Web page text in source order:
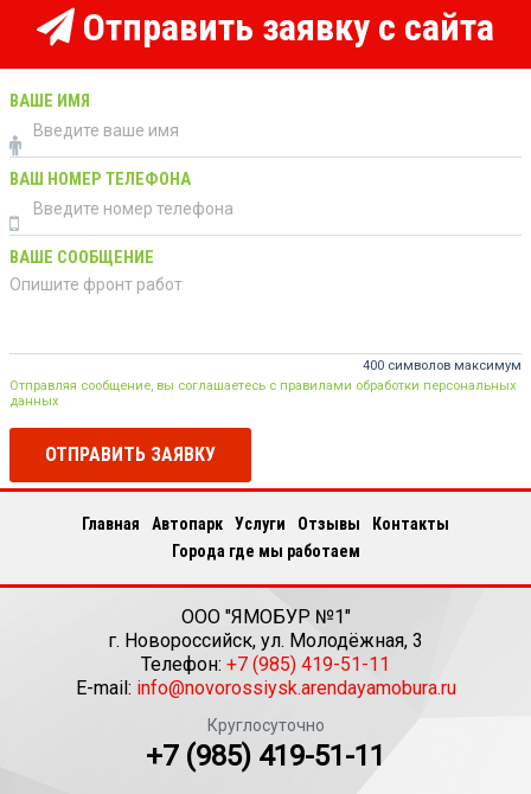
Отправить заявку с сайта
ВАШЕ ИМЯ
ВАШ НОМЕР ТЕЛЕФОНА
ВАШЕ СООБЩЕНИЕ
400 символов максимум
Отправляя сообщение, вы соглашаетесь с правилами обработки персональных
данных
ОТПРАВИТЬ ЗАЯВКУ
Главная Автопарк Услуги Отзывы
Контакты
Города где мы работаем
ООО "ЯМОБУР №1"
г. Новороссийск, ул. Молодёжная, 3
Телефон: +7 (985) 419-51-11
E-mail: info@novorossiysk.arendayamobura.ru
Круглосуточно
+7 (985) 419-51-11